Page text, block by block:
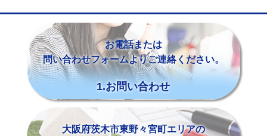
お電話または
問い合わせフォームよりご連絡ください。
1.お問い合わせ
大阪府茨木市東野々宮町エリアの